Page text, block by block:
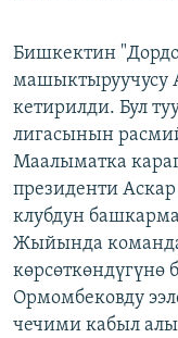
Бишкектин
машыктыруучусу
кетирилди. Бул
лигасынын
Маалыматка
президенти
клубдун
Жыйында
Ормомбековду
чечими кабыл